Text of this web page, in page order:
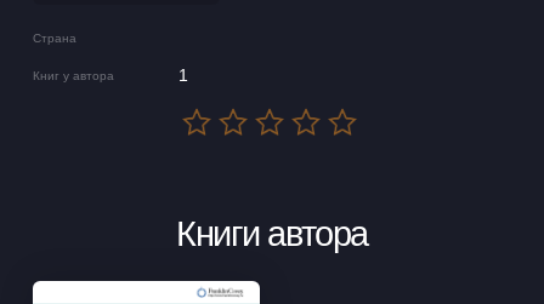
Страна
Книг у автора 1
Книги автора